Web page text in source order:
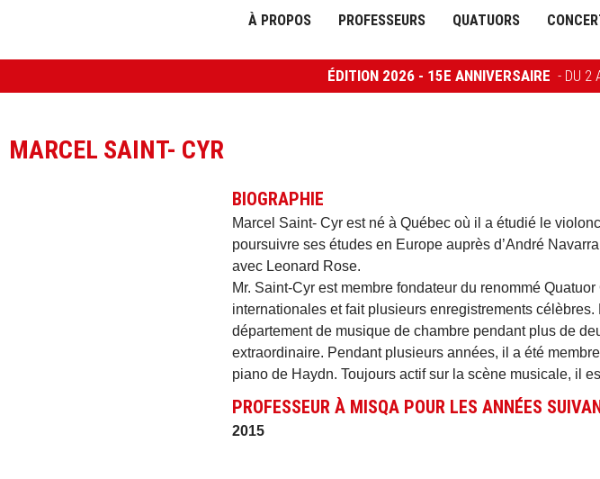
À PROPOS PROFESSEURS QUATUORS
ÉDITION 2026 - 15E ANNIVERSAIRE - DU 2
MARCEL SAINT- CYR
BIOGRAPHIE
Marcel Saint- Cyr est né à Québec où il a étudié le
poursuivre ses études en Europe auprès d’André
avec Leonard Rose.
Mr. Saint-Cyr est membre fondateur du renommé
internationales et fait plusieurs enregistrements
département de musique de chambre pendant plus de
extraordinaire. Pendant plusieurs années, il a été
piano de Haydn. Toujours actif sur la scène musicale, il
PROFESSEUR À MISQA POUR LES ANNÉES
2015